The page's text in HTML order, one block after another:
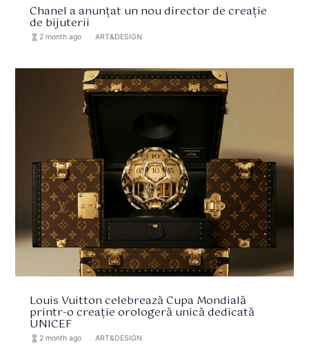
Chanel a anunțat un nou director de creație
de bijuterii
hourglass_full 2 month ago ART&DESIGN
Louis Vuitton celebrează Cupa Mondială
printr-o creație orologeră unică dedicată
UNICEF
hourglass_full 2 month ago ART&DESIGN